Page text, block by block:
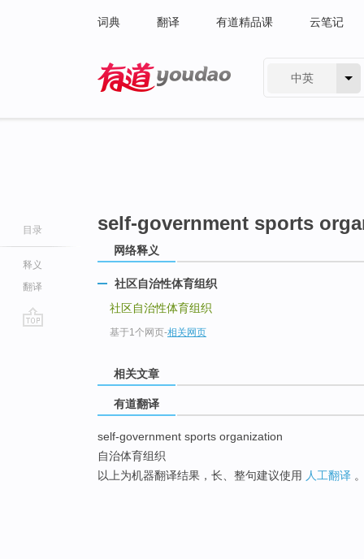
词典 翻译 有道精品课 云笔记
中英
目录
释义
翻译
self-government sports
网络释义
社区自治性体育组织
社区自治性体育组织
基于1个网页-相关网页
相关文章
有道翻译
self-government sports organization
自治体育组织
以上为机器翻译结果，长、整句建议使用 人工翻译